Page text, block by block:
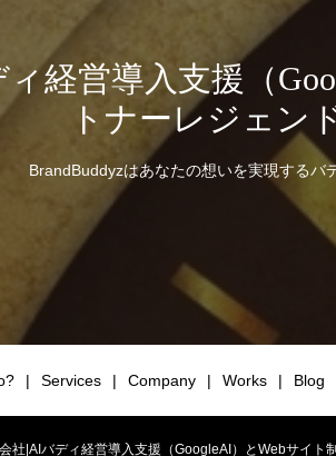
経営導入支援（
トナーレジェンド
BrandBuddyzはあなたの想いを実現するバ
Services Company Works Blog
社|AIバディ経営導入支援（GoogleAI）とWebサイト